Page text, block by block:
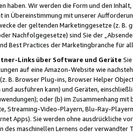
haben. Wir werden die Form und den
in Übereinstimmung mit unserer
der geltenden Marketinggesetze (z. B.
Nachfolgegesetze) sind Sie der
Best Practices der Marketingbranche für
Links über Software und Geräte
auf eine Amazon-Website wie
B. Browser Plug-ins, Browser Helper
ausführen kann) und Geräten,
oder (b) im Zusammenhang
Streaming-Video-Playern, Blu-Ray-
Apps). Sie werden ohne ausdrückliche
des maschinellen Lernens oder